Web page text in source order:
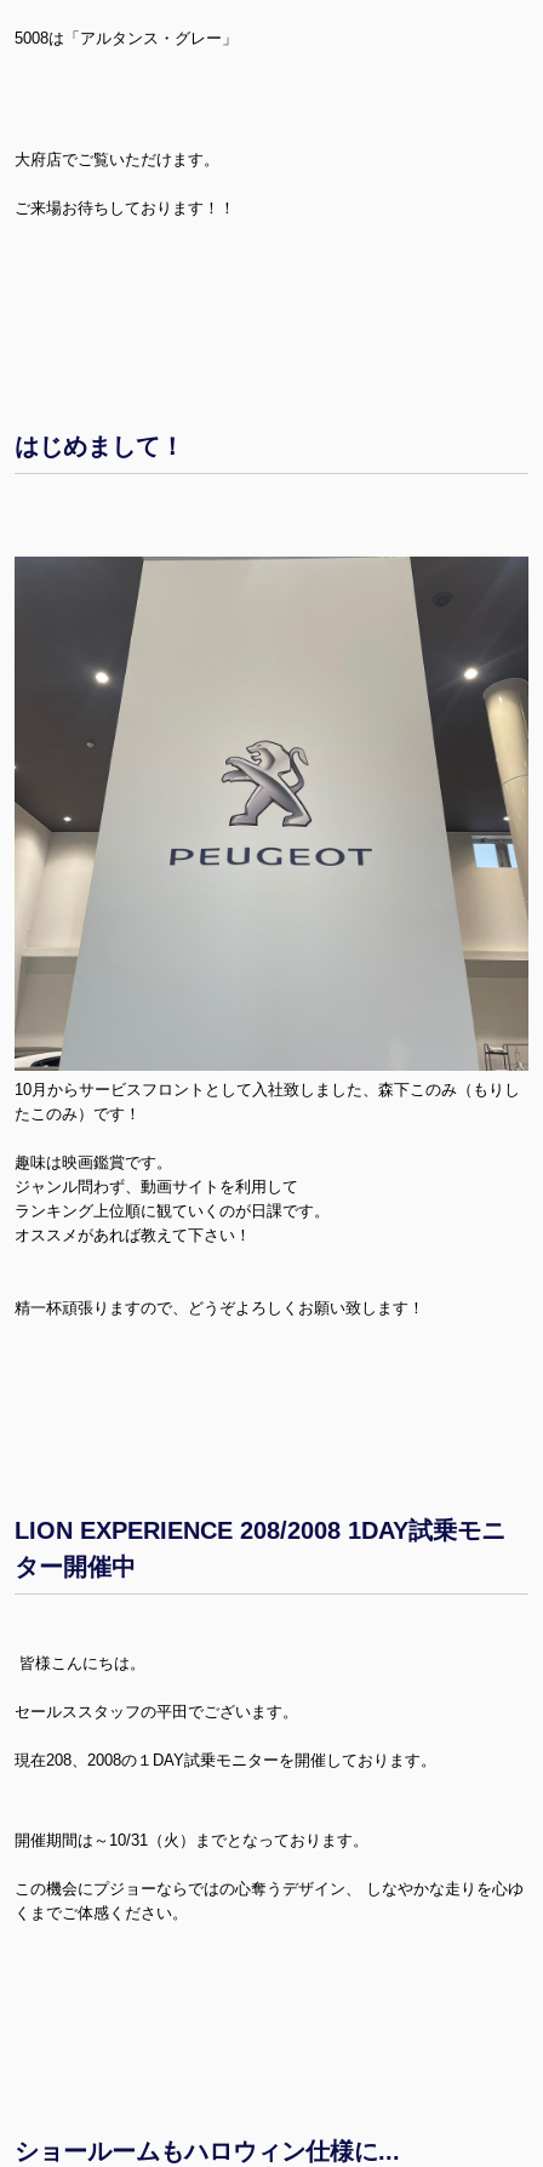
5008は「アルタンス・グレー」
大府店でご覧いただけます。
ご来場お待ちしております！！
はじめまして！
10月からサービスフロントとして入社致しました、森下このみ（もりし
たこのみ）です！
趣味は映画鑑賞です。
ジャンル問わず、動画サイトを利用して
ランキング上位順に観ていくのが日課です。
オススメがあれば教えて下さい！
精一杯頑張りますので、どうぞよろしくお願い致します！
LION EXPERIENCE 208/2008 1DAY試乗モニ
ター開催中
皆様こんにちは。
セールススタッフの平田でございます。
現在208、2008の１DAY試乗モニターを開催しております。
開催期間は～10/31（火）までとなっております。
この機会にプジョーならではの心奪うデザイン、 しなやかな走りを心ゆ
くまでご体感ください。
ショールームもハロウィン仕様に...